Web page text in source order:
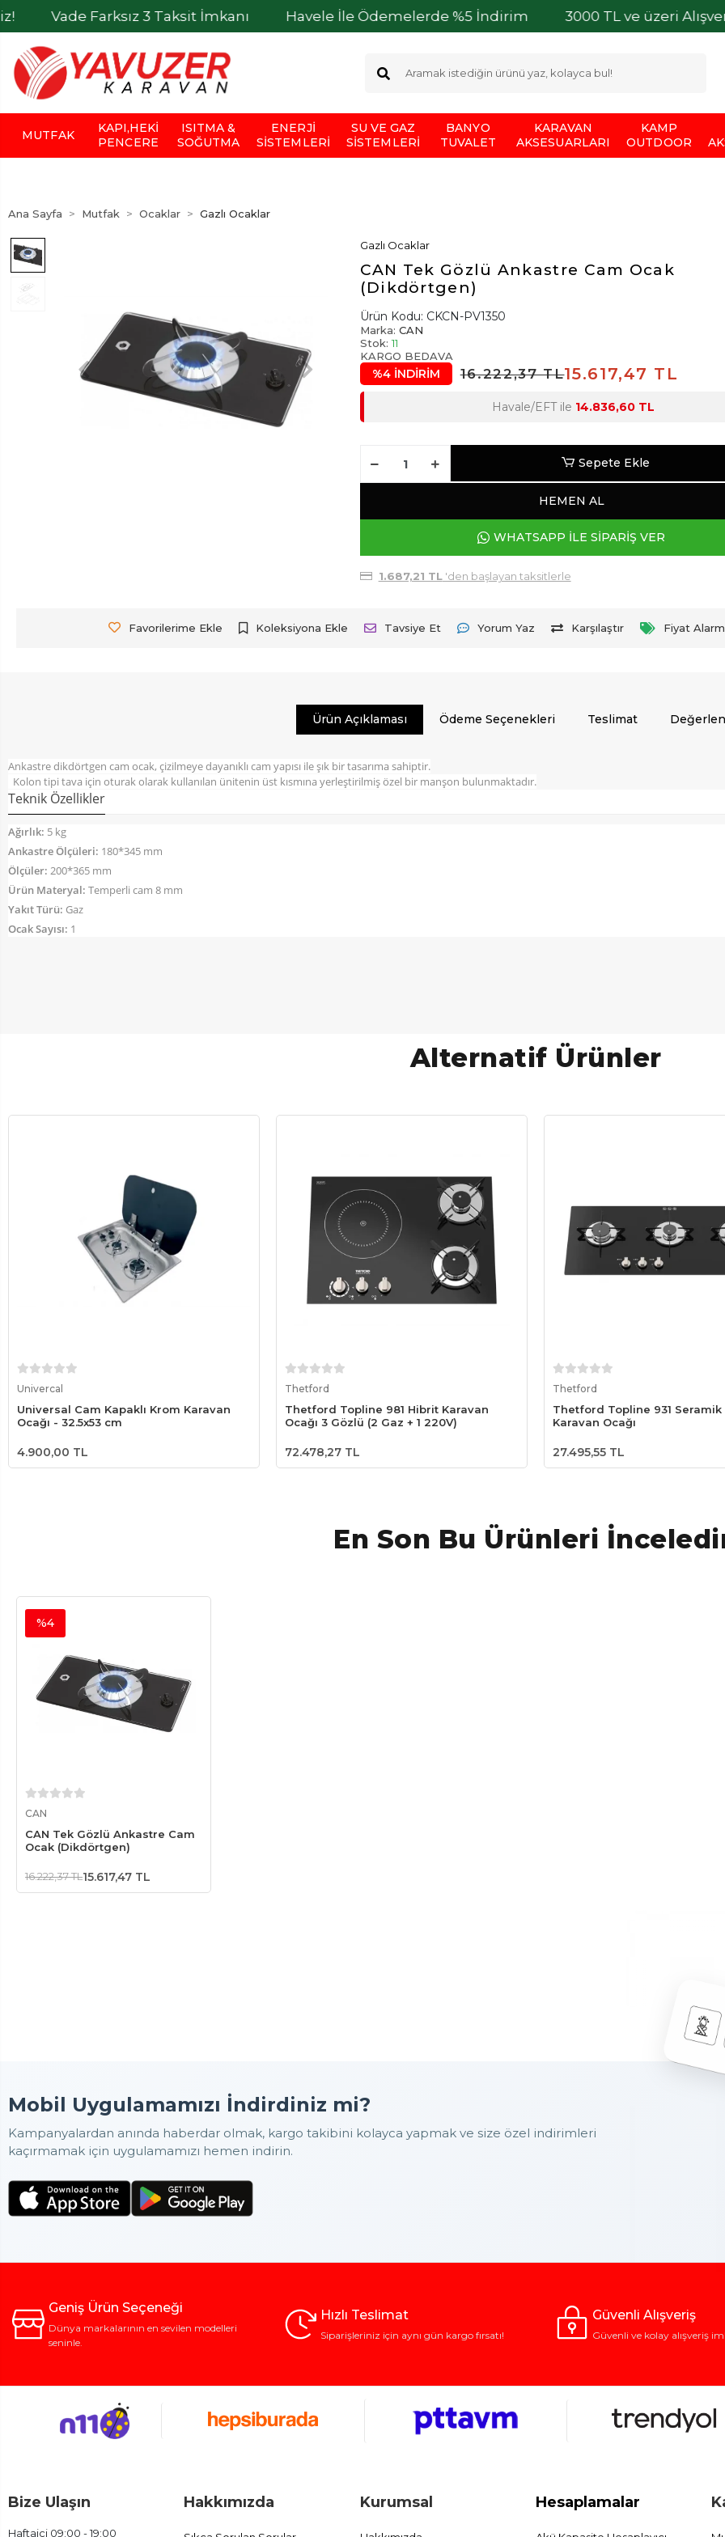
Farksız 3 Taksit İmkanı Havele İle Ödemelerde %5 İndirim 3000 TL ve üzeri
MUTFAK
KAPI,HEKI
PENCERE
ISITMA &
SOĞUTMA
ENERJI
SISTEMLERI
SU VE GAZ
SISTEMLERI
BANYO
TUVALET
KARAVAN
AKSESUARLARI
KAMP
OUTDOOR
Ana Sayfa Mutfak Ocaklar Gazlı Ocaklar
Gazlı Ocaklar
CAN Tek Gözlü Ankastre Cam Ocak
(Dikdörtgen)
Ürün Kodu: CKCN-PV1350
Marka: CAN
Stok: 11
KARGO BEDAVA
%4 İNDİRİM 16.222,37 TL15.617,47 TL
Havale/EFT ile 14.836,60 TL
Sepete Ekle
HEMEN AL
WHATSAPP İLE SİPARİŞ VER
1.687,21 TL'den başlayan taksitlerle
Favorilerime Ekle Koleksiyona Ekle Tavsiye Et Yorum Yaz Karşılaştır Fiyat
Ürün Açıklaması Ödeme Seçenekleri Teslimat
Ankastre dikdörtgen cam ocak, çizilmeye dayanıklı cam yapısı ile şık bir tasarıma sahiptir.
Kolon tipi tava için oturak olarak kullanılan ünitenin üst kısmına yerleştirilmiş özel bir manşon bulunmaktadır.
Teknik Özellikler
Ağırlık: 5 kg
Ankastre Ölçüleri: 180*345 mm
Ölçüler: 200*365 mm
Ürün Materyal: Temperli cam 8 mm
Yakıt Türü: Gaz
Ocak Sayısı: 1
Alternatif Ürünler
Univercal
Universal Cam Kapaklı Krom Karavan
Ocağı - 32.5x53 cm
4.900,00 TL
Thetford
Thetford Topline 981 Hibrit Karavan
Ocağı 3 Gözlü (2 Gaz + 1 220V)
72.478,27 TL
Thetford
Thetford Topline 931 Seramik
Karavan Ocağı
27.495,55 TL
En Son Bu Ürünleri
CAN
CAN Tek Gözlü Ankastre Cam
Ocak (Dikdörtgen)
%4
16.222,37 TL15.617,47 TL
Mobil Uygulamamızı İndirdiniz mi?
Kampanyalardan anında haberdar olmak, kargo takibini kolayca yapmak ve size özel indirimleri
kaçırmamak için uygulamamızı hemen indirin.
Geniş Ürün Seçeneği
Dünya markalarının en sevilen modelleri
seninle.
Hızlı Teslimat
Siparişleriniz için aynı gün kargo fırsatı!
Güvenli Alışveriş
Güvenli ve kolay alışveriş
Bize Ulaşın
Haftaiçi 09:00 - 19:00
Hakkımızda Kurumsal Hesaplamalar